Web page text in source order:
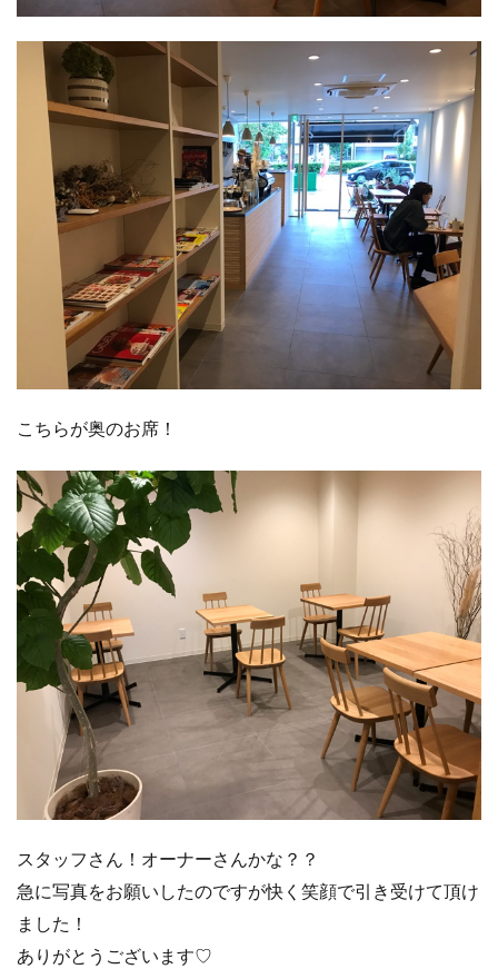
こちらが奥のお席！
スタッフさん！オーナーさんかな？？
急に写真をお願いしたのですが快く笑顔で引き受けて頂け
ました！
ありがとうございます♡